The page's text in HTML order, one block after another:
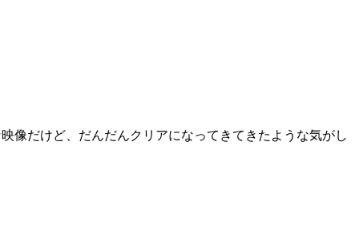
像だけど、だんだんクリアになってきてきたような気がし